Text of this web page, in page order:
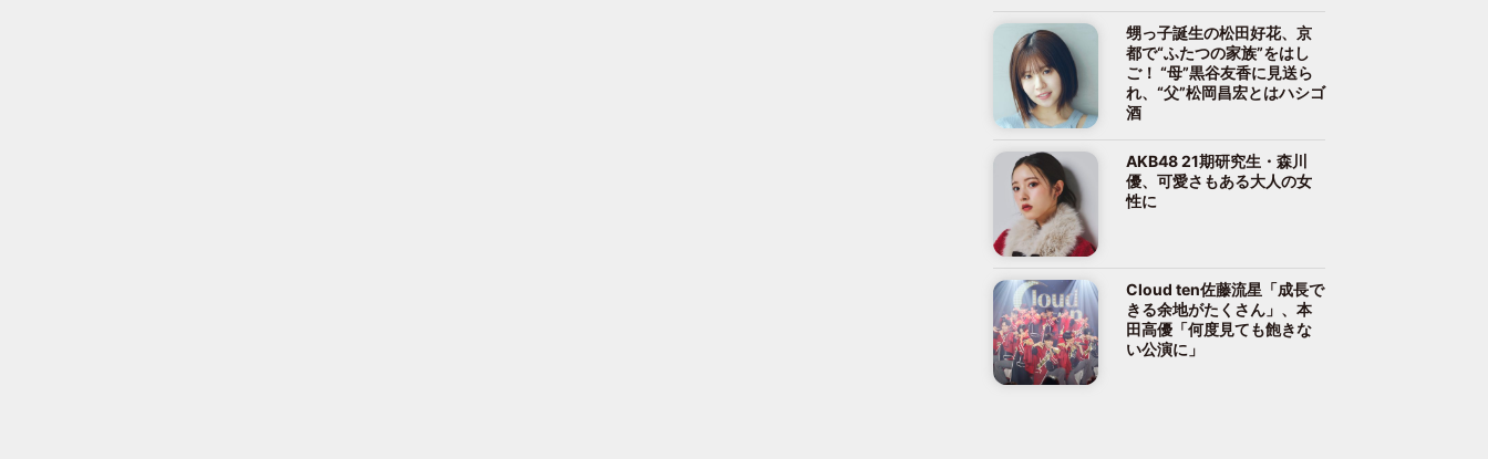
甥っ子誕生の松田好花、京
都で“ふたつの家族”をはし
ご！ “母”黒谷友香に見送ら
れ、“父”松岡昌宏とはハシゴ
酒
AKB48 21期研究生・森川
優、可愛さもある大人の女
性に
Cloud ten佐藤流星「成長で
きる余地がたくさん」、本
田高優「何度見ても飽きな
い公演に」